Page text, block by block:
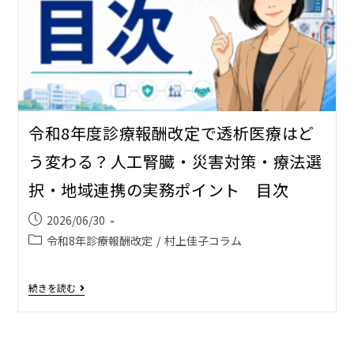
令和8年度診療報酬改定で透析医療はど
う変わる？――人工腎臓・災害対策・療法選
択・地域連携の実務ポイント 目次
2026/06/30
令和8年診療報酬改定 / 村上佳子コラム
続きを読む